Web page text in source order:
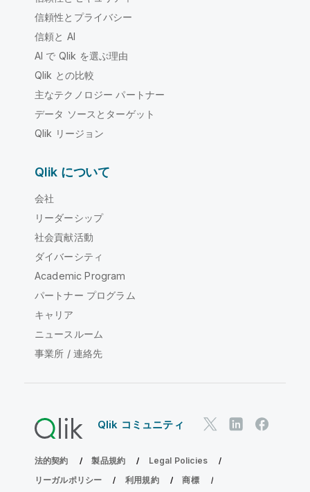
信頼性とプライバシー
信頼と AI
AI で Qlik を選ぶ理由
Qlik との比較
主なテクノロジー パートナー
データ ソースとターゲット
Qlik リージョン
Qlik について
会社
リーダーシップ
社会貢献活動
ダイバーシティ
Academic Program
パートナー プログラム
キャリア
ニュースルーム
事業所 / 連絡先
Qlik コミュニティ
法的契約 製品規約
Legal Policies
リーガルポリシー
利用規約 商標